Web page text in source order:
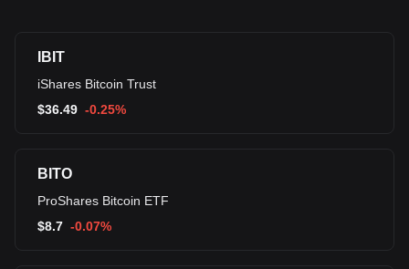
IBIT
iShares Bitcoin Trust
$36.49 -0.25%
BITO
ProShares Bitcoin ETF
$8.7 -0.07%